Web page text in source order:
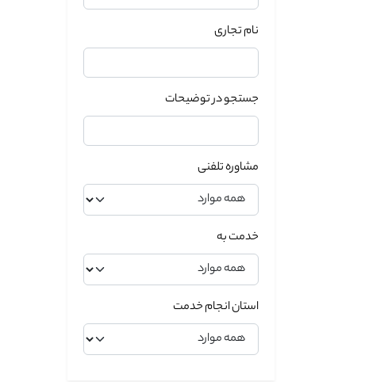
نام تجاری
جستجو در توضیحات
مشاوره تلفنی
خدمت به
استان انجام خدمت